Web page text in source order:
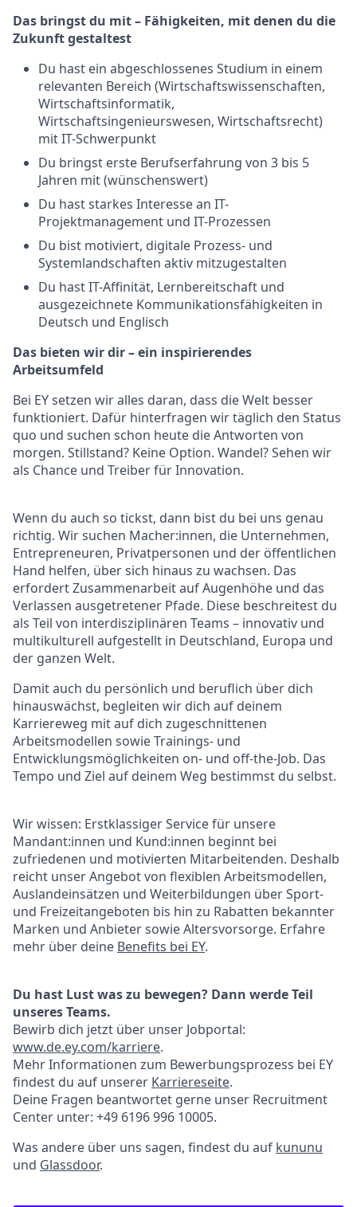
Das bringst du mit – Fähigkeiten, mit denen du die
Zukunft gestaltest
Du hast ein abgeschlossenes Studium in einem
relevanten Bereich (Wirtschaftswissenschaften,
Wirtschaftsinformatik,
Wirtschaftsingenieurswesen, Wirtschaftsrecht)
mit IT-Schwerpunkt
Du bringst erste Berufserfahrung von 3 bis 5
Jahren mit (wünschenswert)
Du hast starkes Interesse an IT-
Projektmanagement und IT-Prozessen
Du bist motiviert, digitale Prozess- und
Systemlandschaften aktiv mitzugestalten
Du hast IT-Affinität, Lernbereitschaft und
ausgezeichnete Kommunikationsfähigkeiten in
Deutsch und Englisch
Das bieten wir dir – ein inspirierendes
Arbeitsumfeld
Bei EY setzen wir alles daran, dass die Welt besser
funktioniert. Dafür hinterfragen wir täglich den Status
quo und suchen schon heute die Antworten von
morgen. Stillstand? Keine Option. Wandel? Sehen wir
als Chance und Treiber für Innovation.
Wenn du auch so tickst, dann bist du bei uns genau
richtig. Wir suchen Macher:innen, die Unternehmen,
Entrepreneuren, Privatpersonen und der öffentlichen
Hand helfen, über sich hinaus zu wachsen. Das
erfordert Zusammenarbeit auf Augenhöhe und das
Verlassen ausgetretener Pfade. Diese beschreitest du
als Teil von interdisziplinären Teams – innovativ und
multikulturell aufgestellt in Deutschland, Europa und
der ganzen Welt.
Damit auch du persönlich und beruflich über dich
hinauswächst, begleiten wir dich auf deinem
Karriereweg mit auf dich zugeschnittenen
Arbeitsmodellen sowie Trainings- und
Entwicklungsmöglichkeiten on- und off-the-Job. Das
Tempo und Ziel auf deinem Weg bestimmst du selbst.
Wir wissen: Erstklassiger Service für unsere
Mandant:innen und Kund:innen beginnt bei
zufriedenen und motivierten Mitarbeitenden. Deshalb
reicht unser Angebot von flexiblen Arbeitsmodellen,
Auslandeinsätzen und Weiterbildungen über Sport-
und Freizeitangeboten bis hin zu Rabatten bekannter
Marken und Anbieter sowie Altersvorsorge. Erfahre
mehr über deine Benefits bei EY.
Du hast Lust was zu bewegen? Dann werde Teil
unseres Teams.
Bewirb dich jetzt über unser Jobportal:
www.de.ey.com/karriere.
Mehr Informationen zum Bewerbungsprozess bei EY
findest du auf unserer Karriereseite.
Deine Fragen beantwortet gerne unser Recruitment
Center unter: +49 6196 996 10005.
Was andere über uns sagen, findest du auf kununu
und Glassdoor.